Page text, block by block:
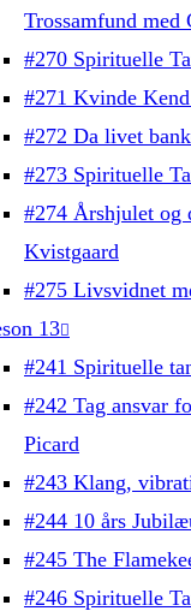
Trossamfund med
#270 Spirituelle
#271 Kvinde
#272 Da livet
#273 Spirituelle
#274 Årshjulet og
Kvistgaard
#275 Livsvidnet
13
#241 Spirituelle
#242 Tag ansvar
Picard
#243 Klang,
#244 10 års
#245 The
#246 Spirituelle